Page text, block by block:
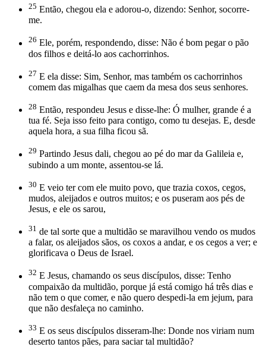
25 Então, chegou ela e adorou-o, dizendo: Senhor, socorre-
me.
26 Ele, porém, respondendo, disse: Não é bom pegar o pão
dos filhos e deitá-lo aos cachorrinhos.
27 E ela disse: Sim, Senhor, mas também os cachorrinhos
comem das migalhas que caem da mesa dos seus senhores.
28 Então, respondeu Jesus e disse-lhe: Ó mulher, grande é a
tua fé. Seja isso feito para contigo, como tu desejas. E, desde
aquela hora, a sua filha ficou sã.
29 Partindo Jesus dali, chegou ao pé do mar da Galileia e,
subindo a um monte, assentou-se lá.
30 E veio ter com ele muito povo, que trazia coxos, cegos,
mudos, aleijados e outros muitos; e os puseram aos pés de
Jesus, e ele os sarou,
31 de tal sorte que a multidão se maravilhou vendo os mudos
a falar, os aleijados sãos, os coxos a andar, e os cegos a ver; e
glorificava o Deus de Israel.
32 E Jesus, chamando os seus discípulos, disse: Tenho
compaixão da multidão, porque já está comigo há três dias e
não tem o que comer, e não quero despedi-la em jejum, para
que não desfaleça no caminho.
33 E os seus discípulos disseram-lhe: Donde nos viriam num
deserto tantos pães, para saciar tal multidão?